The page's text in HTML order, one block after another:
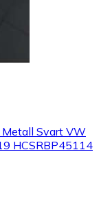
Svart VW
HCSRBP45114